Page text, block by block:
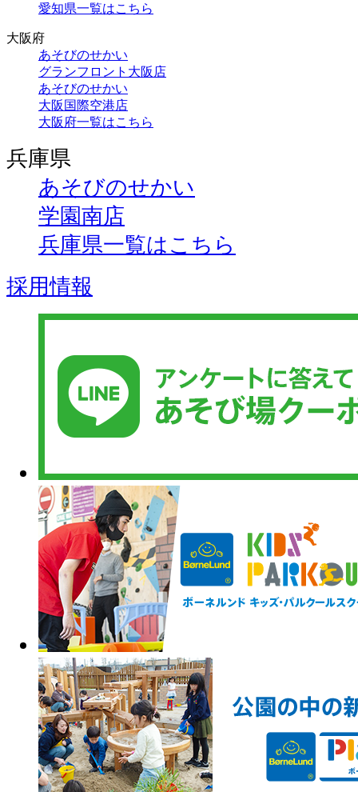
愛知県一覧はこちら
大阪府
あそびのせかい
グランフロント大阪店
あそびのせかい
大阪国際空港店
大阪府一覧はこちら
兵庫県
あそびのせかい
学園南店
兵庫県一覧はこちら
採用情報